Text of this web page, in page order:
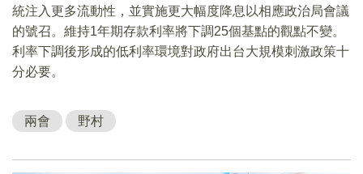
統注入更多流動性，並實施更大幅度降息以相應政治局會議
的號召。維持1年期存款利率將下調25個基點的觀點不變。
利率下調後形成的低利率環境對政府出台大規模刺激政策十
分必要。
兩會 野村